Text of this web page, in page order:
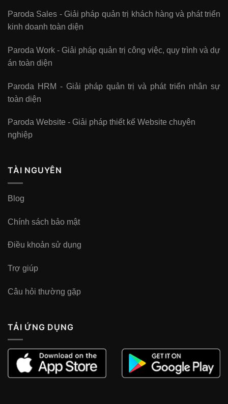
Paroda Sales - Giải pháp quản trị khách hàng và phát triển
kinh doanh toàn diện
Paroda Work - Giải pháp quản trị công việc, quy trình và dự
án toàn diện
Paroda HRM - Giải pháp quản trị và phát triển nhân sự
toàn diện
Paroda Website - Giải pháp thiết kế Website chuyên
nghiệp
TÀI NGUYÊN
Blog
Chính sách bảo mật
Điều khoản sử dụng
Trợ giúp
Câu hỏi thường gặp
TẢI ỨNG DỤNG